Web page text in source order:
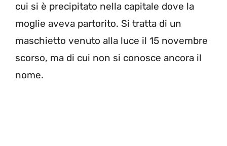
cui si è precipitato nella capitale dove la
moglie aveva partorito. Si tratta di un
maschietto venuto alla luce il 15 novembre
scorso, ma di cui non si conosce ancora il
nome.